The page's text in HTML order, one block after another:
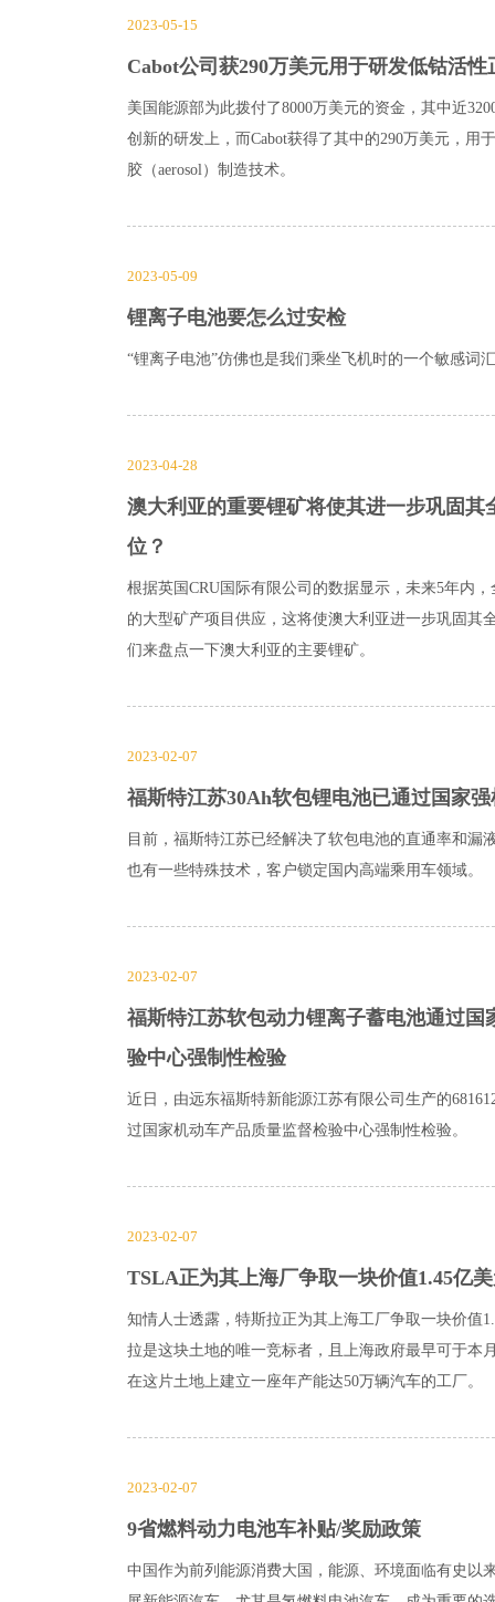
2023-05-15
Cabot公司获290万美元用于研发低钴活性
美国能源部为此拨付了8000万美元的资金，其中近
创新的研发上，而Cabot获得了其中的290万美元，用
胶（aerosol）制造技术。
2023-05-09
锂离子电池要怎么过安检
“锂离子电池”仿佛也是我们乘坐飞机时的一个敏感词
2023-04-28
澳大利亚的重要锂矿将使其进一步巩固其
位？
根据英国CRU国际有限公司的数据显示，未来5年内
的大型矿产项目供应，这将使澳大利亚进一步巩固其
们来盘点一下澳大利亚的主要锂矿。
2023-02-07
福斯特江苏30Ah软包锂电池已通过国家
目前，福斯特江苏已经解决了软包电池的直通率和漏
也有一些特殊技术，客户锁定国内高端乘用车领域。
2023-02-07
福斯特江苏软包动力锂离子蓄电池通过国
验中心强制性检验
近日，由远东福斯特新能源江苏有限公司生产的
过国家机动车产品质量监督检验中心强制性检验。
2023-02-07
TSLA正为其上海厂争取一块价值1.45亿
知情人士透露，特斯拉正为其上海工厂争取一块价值
拉是这块土地的唯一竞标者，且上海政府最早可于本
在这片土地上建立一座年产能达50万辆汽车的工厂。
2023-02-07
9省燃料动力电池车补贴/奖励政策
中国作为前列能源消费大国，能源、环境面临有史以